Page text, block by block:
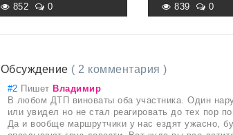
852 0 839 0
Обсуждение ( 2 комментария )
#2 ПишетВладимир
В любом ДТП виноваты оба участника. Один
или увидел но не стал реагировать до тех пор
Да и вообще маршрутчики у нас ездят ужасно,